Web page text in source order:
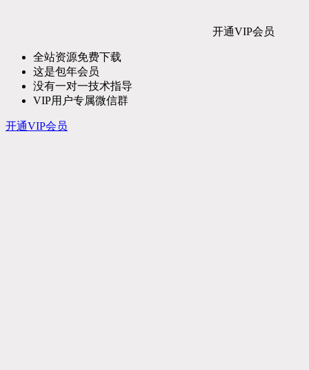
开通VIP会员
全站资源免费下载
这是包年会员
没有一对一技术指导
VIP用户专属微信群
开通VIP会员